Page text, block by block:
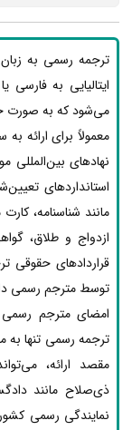
ترجمه رسمی به زبان
ایتالیایی به
می‌شود که به صورت
معمولاً برای ارائه
نهادهای بین‌المللی
استانداردهای
مانند شناسنامه،
ازدواج و طلاق،
قراردادهای حقوقی
توسط مترجم رسمی
امضای مترجم رسمی
ترجمه رسمی تنها
مقصد ارائه،
ذی‌صلاح مانند
نمایندگی رسمی